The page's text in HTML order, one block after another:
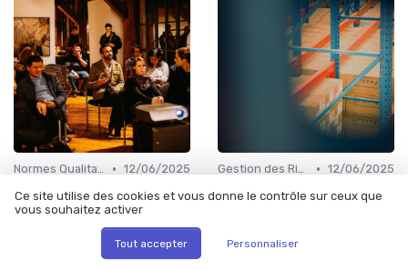
Normes Qualitatives • 12/06/2025
Comprendre les normes de
qualité essentielles pour
Gestion des Risques • 12/06/2025
Comprendre les facteurs de
coût dans l'import-export
Ce site utilise des cookies et vous donne le contrôle sur ceux que
vous souhaitez activer
Tout accepter Personnaliser